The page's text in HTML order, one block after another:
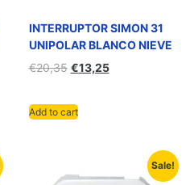
INTERRUPTOR SIMON 31
UNIPOLAR BLANCO NIEVE
€20,35 €13,25
Add to cart
Sale!